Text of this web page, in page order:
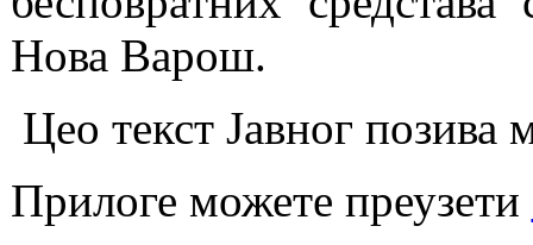
Нова Варош.
Цео текст Јавног позива
Прилоге можете преузети